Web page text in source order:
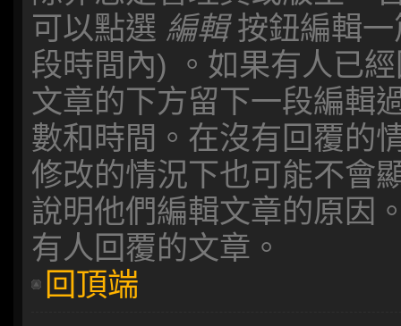
可以點選 編輯按鈕編輯一
段時間內) 。如果有人已
文章的下方留下一段編輯
數和時間。在沒有回覆的
修改的情況下也可能不會
說明他們編輯文章的原因
有人回覆的文章。
回頂端